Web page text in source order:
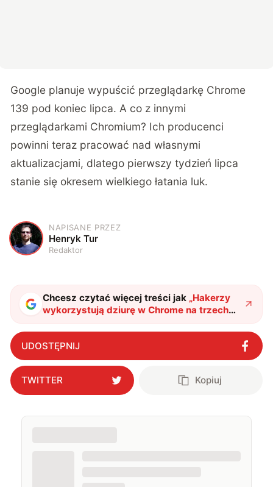
Google planuje wypuścić przeglądarkę Chrome
139 pod koniec lipca. A co z innymi
przeglądarkami Chromium? Ich producenci
powinni teraz pracować nad własnymi
aktualizacjami, dlatego pierwszy tydzień lipca
stanie się okresem wielkiego łatania luk.
H
NAPISANE PRZEZ
Henryk Tur
Redaktor
Chcesz czytać więcej treści jak „Hakerzy
wykorzystują dziurę w Chrome na trzech
systemach. Google reaguje
błyskawicznie"?
UDOSTĘPNIJ
TWITTER Kopiuj